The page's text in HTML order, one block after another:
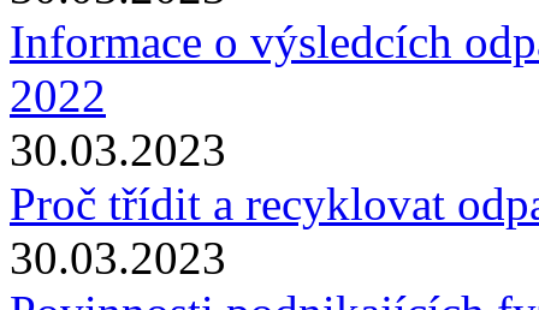
Informace o výsledcích
2022
30.03.2023
Proč třídit a recyklovat
30.03.2023